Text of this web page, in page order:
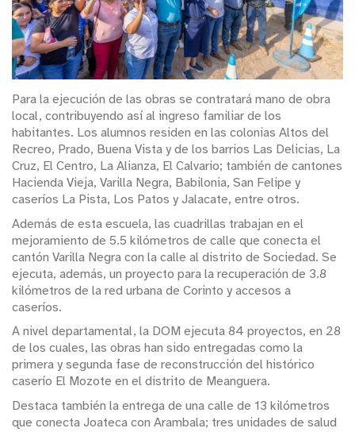
Para la ejecución de las obras se contratará mano de obra
local, contribuyendo así al ingreso familiar de los
habitantes. Los alumnos residen en las colonias Altos del
Recreo, Prado, Buena Vista y de los barrios Las Delicias, La
Cruz, El Centro, La Alianza, El Calvario; también de cantones
Hacienda Vieja, Varilla Negra, Babilonia, San Felipe y
caseríos La Pista, Los Patos y Jalacate, entre otros.
Además de esta escuela, las cuadrillas trabajan en el
mejoramiento de 5.5 kilómetros de calle que conecta el
cantón Varilla Negra con la calle al distrito de Sociedad. Se
ejecuta, además, un proyecto para la recuperación de 3.8
kilómetros de la red urbana de Corinto y accesos a
caseríos.
A nivel departamental, la DOM ejecuta 84 proyectos, en 28
de los cuales, las obras han sido entregadas como la
primera y segunda fase de reconstrucción del histórico
caserío El Mozote en el distrito de Meanguera.
Destaca también la entrega de una calle de 13 kilómetros
que conecta Joateca con Arambala; tres unidades de salud